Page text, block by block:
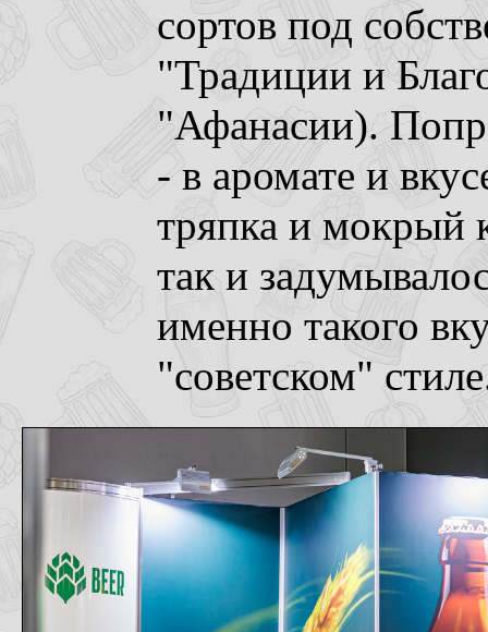
сортов под
"Традиции и
"Афанасии).
- в аромате и
тряпка и мокрый
так и
именно такого
"советском"